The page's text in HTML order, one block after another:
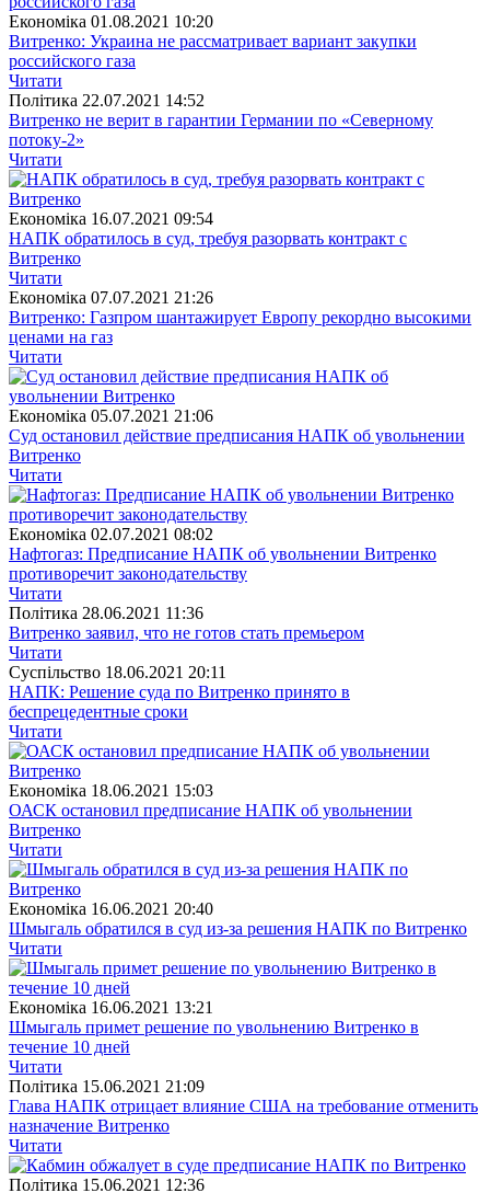
Економіка 01.08.2021 10:20
Витренко: Украина не рассматривает вариант закупки
российского газа
Читати
Полiтика 22.07.2021 14:52
Витренко не верит в гарантии Германии по «Северному
потоку-2»
Читати
Економіка 16.07.2021 09:54
НАПК обратилось в суд, требуя разорвать контракт с
Витренко
Читати
Економіка 07.07.2021 21:26
Витренко: Газпром шантажирует Европу рекордно высокими
ценами на газ
Читати
Економіка 05.07.2021 21:06
Суд остановил действие предписания НАПК об увольнении
Витренко
Читати
Економіка 02.07.2021 08:02
Нафтогаз: Предписание НАПК об увольнении Витренко
противоречит законодательству
Читати
Полiтика 28.06.2021 11:36
Витренко заявил, что не готов стать премьером
Читати
Суспiльство 18.06.2021 20:11
НАПК: Решение суда по Витренко принято в
беспрецедентные сроки
Читати
Економіка 18.06.2021 15:03
ОАСК остановил предписание НАПК об увольнении
Витренко
Читати
Економіка 16.06.2021 20:40
Шмыгаль обратился в суд из-за решения НАПК по Витренко
Читати
Економіка 16.06.2021 13:21
Шмыгаль примет решение по увольнению Витренко в
течение 10 дней
Читати
Полiтика 15.06.2021 21:09
Глава НАПК отрицает влияние США на требование отменить
назначение Витренко
Читати
Полiтика 15.06.2021 12:36